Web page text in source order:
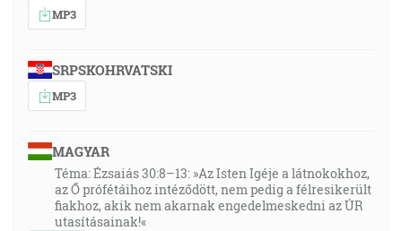
MP3
SRPSKOHRVATSKI
MP3
MAGYAR
Téma: Ézsaiás 30:8–13: »Az Isten Igéje a látnokokhoz,
az Ő prófétáihoz intéződött, nem pedig a félresikerült
fiakhoz, akik nem akarnak engedelmeskedni az ÚR
utasításainak!«